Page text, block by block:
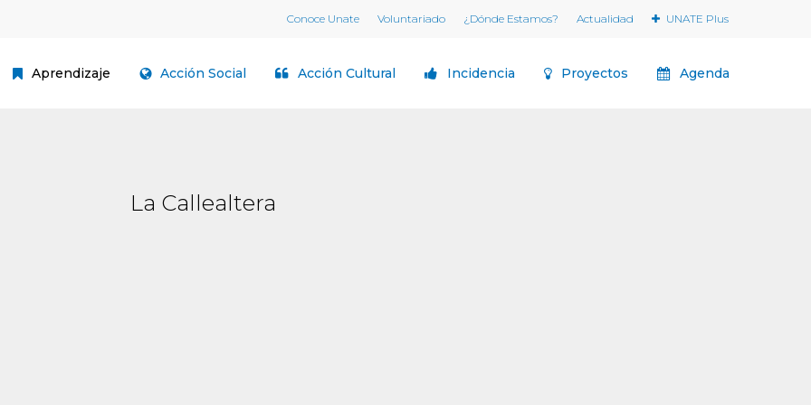
Conoce Unate Voluntariado ¿Dónde Estamos? Actualidad UNATE Plus
Aprendizaje Acción Social Acción Cultural Incidencia Proyectos Agenda
La Callealtera